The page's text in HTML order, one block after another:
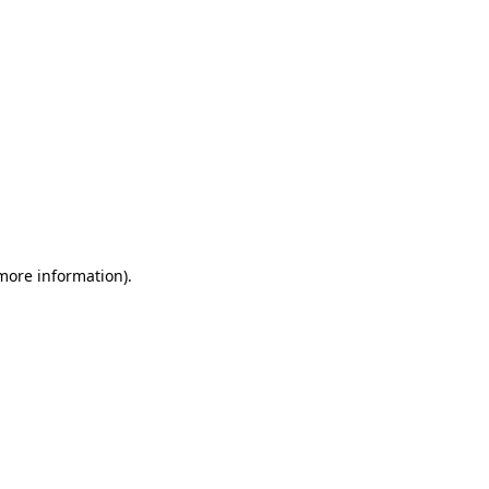
information).